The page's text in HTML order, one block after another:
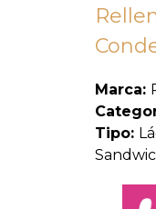
Marca:
Tipo: